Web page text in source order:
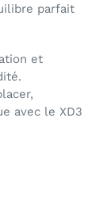
parfait
et
avec le XD3